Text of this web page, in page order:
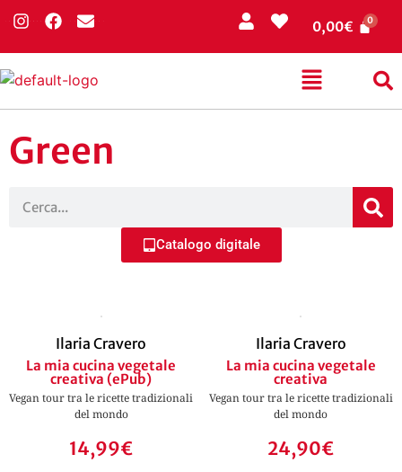
0,00€
Green
Catalogo digitale
Ilaria Cravero
La mia cucina vegetale
creativa (ePub)
Vegan tour tra le ricette tradizionali
del mondo
14,99€
Ilaria Cravero
La mia cucina vegetale
creativa
Vegan tour tra le ricette tradizionali
del mondo
24,90€